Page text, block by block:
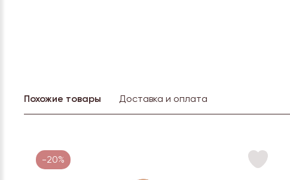
Похожие товары Доставка и оплата
-20%